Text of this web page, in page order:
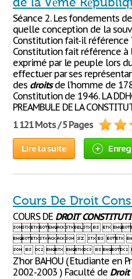
Séance 2. Les fondements
quelle conception de la
Constitution fait-il référence
Constitution fait référence à
exprimé par le peuple lors
effectuer par ses
des droitsde l’homme de
Constitution de 1946. LA
PREAMBULE DE LA
1 121 Mots / 5 Pages
Lire la suite
Cours De Droit
COURS DE DROIT
 
   
     
Z’hor BAHOU ( Etudiante en
2002-2003 ) Faculté de Droit